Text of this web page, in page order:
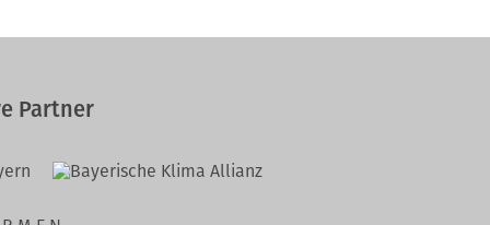
Partner